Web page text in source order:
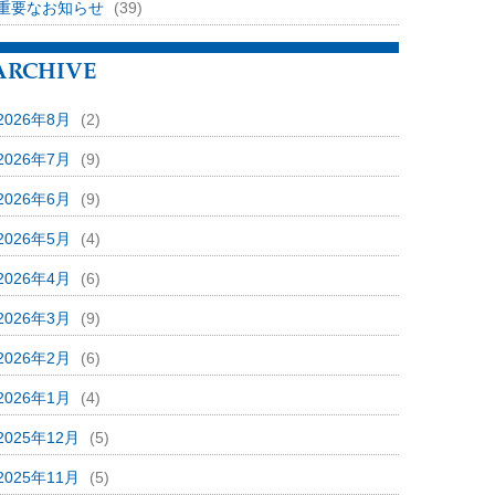
要なお知らせ (39)
年8月 (2)
年7月 (9)
年6月 (9)
年5月 (4)
年4月 (6)
年3月 (9)
年2月 (6)
年1月 (4)
年12月 (5)
年11月 (5)